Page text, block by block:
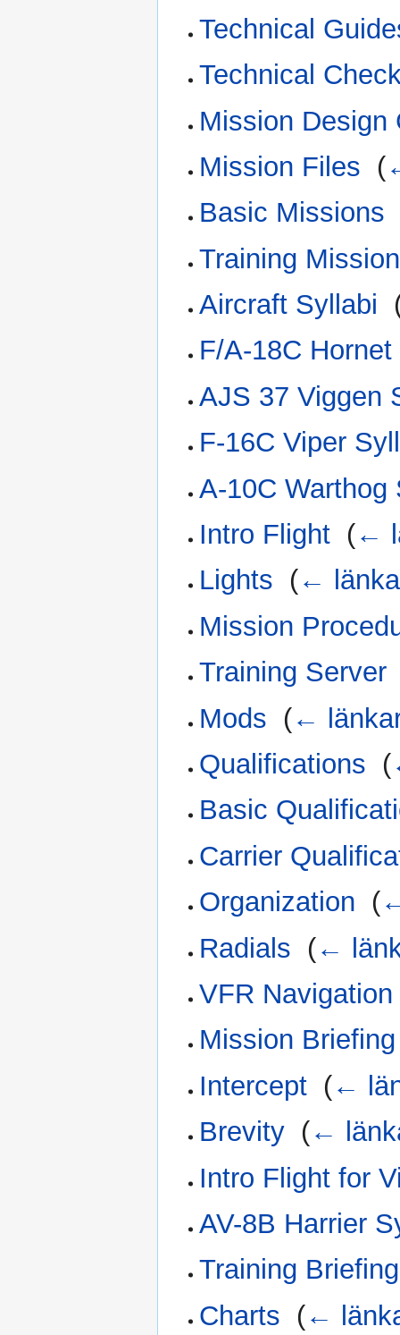
Technical
Technical
Mission Design
Mission Files (
Basic Missions
Training
Aircraft Syllabi
F/A-18C
AJS 37 Viggen
F-16C Viper
A-10C Warthog
Intro Flight (←
Lights (←
Mission
Training Server
Mods (←
Qualifications (
Basic
Carrier
Organization (
Radials (←
VFR Navigation
Mission
Intercept (←
Brevity (←
Intro Flight for
AV-8B Harrier
Training
Charts (←